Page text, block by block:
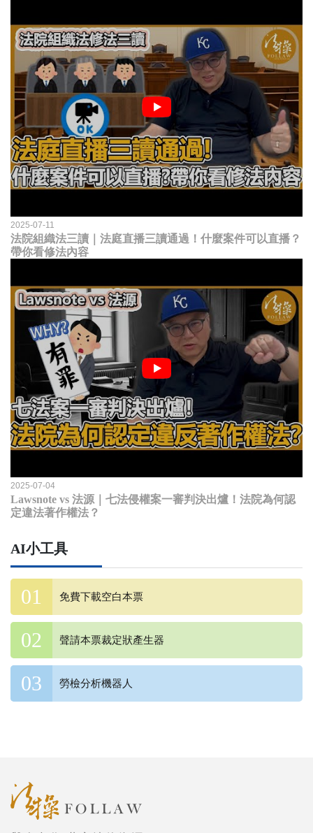
2025-07-11
法院組織法三讀｜法庭直播三讀通過！什麼案件可以直播？
帶你看修法內容
2025-07-04
Lawsnote vs 法源｜七法侵權案一審判決出爐！法院為何認
定違法著作權法？
AI小工具
免費下載空白本票
聲請本票裁定狀產生器
勞檢分析機器人